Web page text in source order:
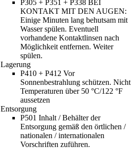
P305 + P351 + P338 BEI
KONTAKT MIT DEN AUGEN:
Einige Minuten lang behutsam mit
Wasser spülen. Eventuell
vorhandene Kontaktlinsen nach
Möglichkeit entfernen. Weiter
spülen.
Lagerung
P410 + P412 Vor
Sonnenbestrahlung schützen. Nicht
Temperaturen über 50 °C/122 °F
aussetzen
Entsorgung
P501 Inhalt / Behälter der
Entsorgung gemäß den örtlichen /
nationalen / internationalen
Vorschriften zuführen.